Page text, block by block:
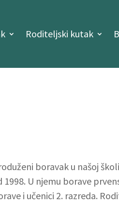
Roditeljski kutak
boravak u našoj
U njemu borave
i učenici 2. razreda.